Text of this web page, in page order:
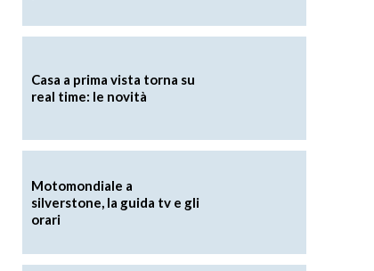
Casa a prima vista torna su
real time: le novità
Motomondiale a
silverstone, la guida tv e gli
orari